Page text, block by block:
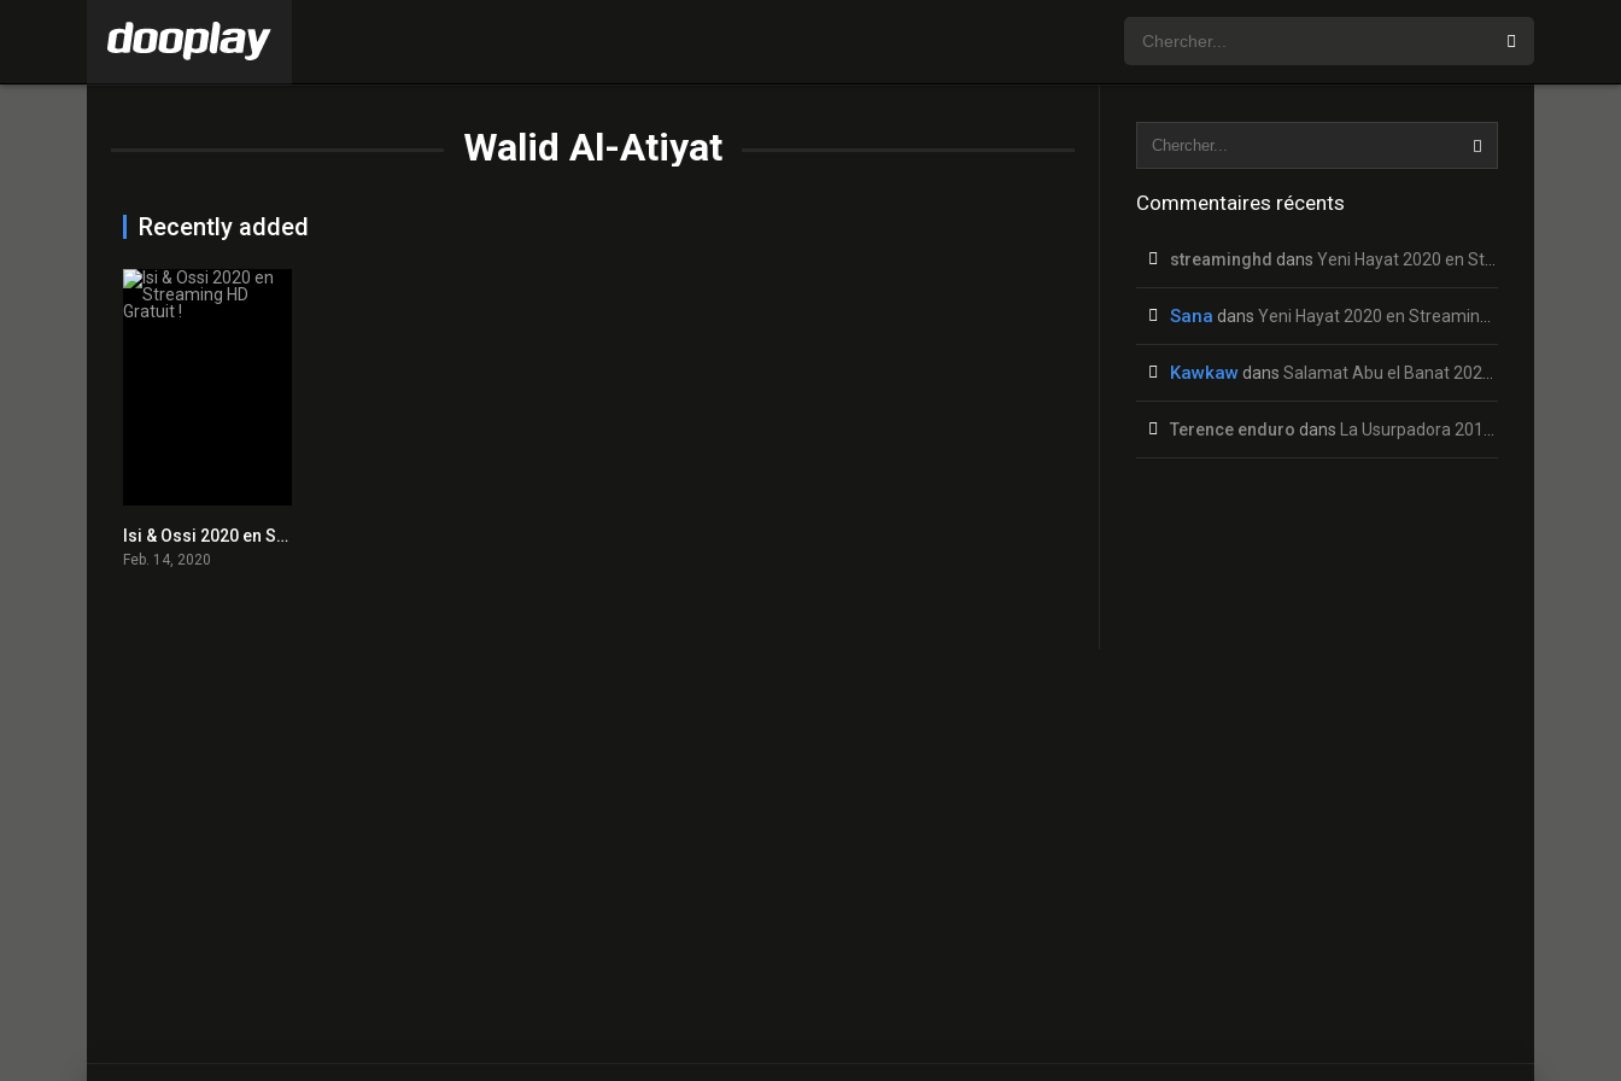
Walid Al-Atiyat
Recently added
6.4Isi & Ossi 2020 en Streaming HD Gratuit !
Feb. 14, 2020
Commentaires récents
streaminghd dans Yeni Hayat 2020 en Streaming HD Gratuit !
Sana dans Yeni Hayat 2020 en Streaming HD Gratuit !
Kawkaw dans Salamat Abu el Banat 2020 en Streaming HD Gratuit !
Terence enduro dans La Usurpadora 2019 en Streaming HD Gratuit !